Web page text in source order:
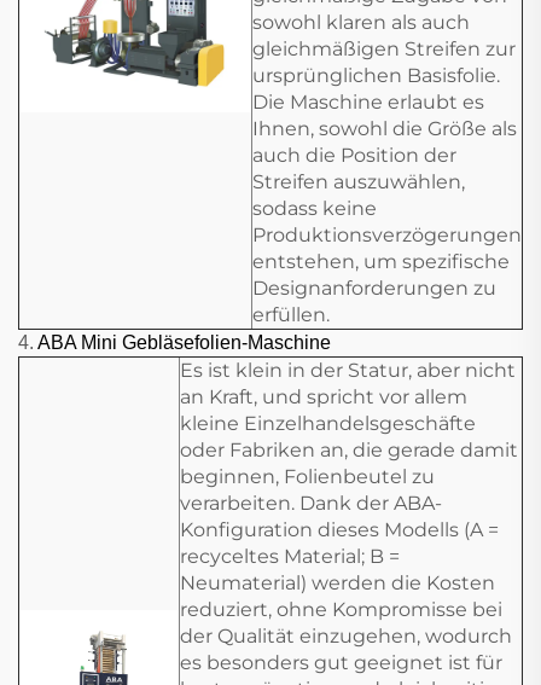
sowohl klaren als auch
gleichmäßigen Streifen zur
ursprünglichen Basisfolie.
Die Maschine erlaubt es
Ihnen, sowohl die Größe als
auch die Position der
Streifen auszuwählen,
sodass keine
Produktionsverzögerungen
entstehen, um spezifische
Designanforderungen zu
erfüllen.
4. ABA Mini Gebläsefolien-Maschine
Es ist klein in der Statur, aber nicht
an Kraft, und spricht vor allem
kleine Einzelhandelsgeschäfte
oder Fabriken an, die gerade damit
beginnen, Folienbeutel zu
verarbeiten. Dank der ABA-
Konfiguration dieses Modells (A =
recyceltes Material; B =
Neumaterial) werden die Kosten
reduziert, ohne Kompromisse bei
der Qualität einzugehen, wodurch
es besonders gut geeignet ist für